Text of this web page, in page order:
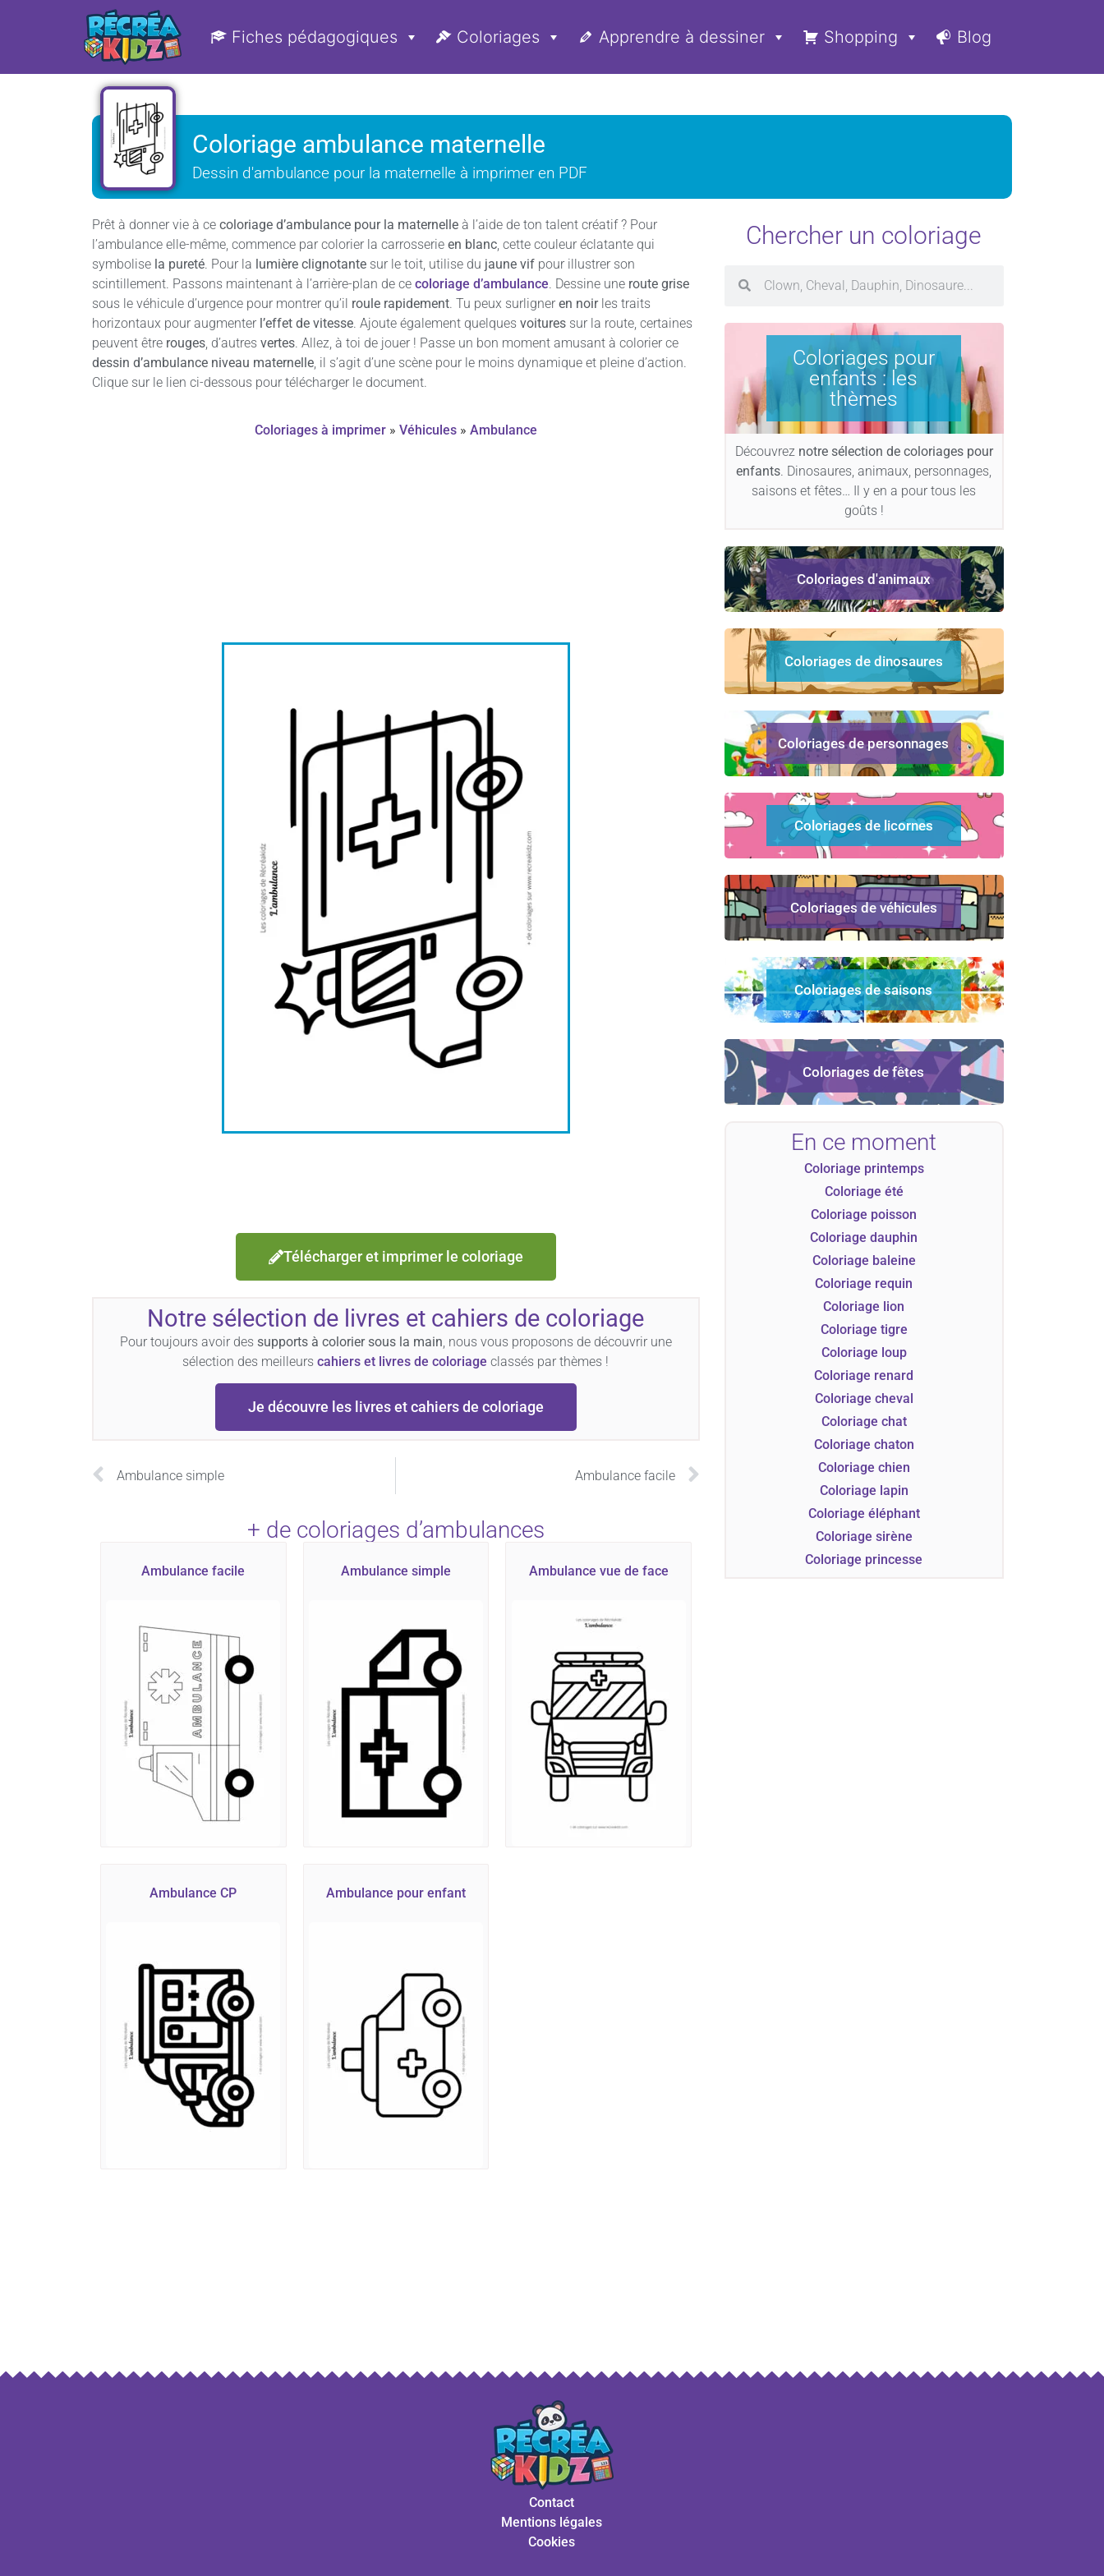
Fiches pédagogiques Coloriages Apprendre à dessiner Shopping Blog
Coloriage ambulance maternelle
Dessin d'ambulance pour la maternelle à imprimer en PDF
Prêt à donner vie à ce coloriage d’ambulance pour la maternelle à l’aide de ton talent créatif ? Pour
l’ambulance elle-même, commence par colorier la carrosserie en blanc, cette couleur éclatante qui
symbolise la pureté. Pour la lumière clignotante sur le toit, utilise du jaune vif pour illustrer son
scintillement. Passons maintenant à l’arrière-plan de ce coloriage d’ambulance. Dessine une route grise
sous le véhicule d’urgence pour montrer qu’il roule rapidement. Tu peux surligner en noirles traits
horizontaux pour augmenter l’effet de vitesse. Ajoute également quelques voitures sur la route, certaines
peuvent être rouges, d’autres vertes. Allez, à toi de jouer ! Passe un bon moment amusant à colorier ce
dessin d’ambulance niveau maternelle, il s’agit d’une scène pour le moins dynamique et pleine d’action.
Clique sur le lien ci-dessous pour télécharger le document.
Coloriages à imprimer» Véhicules» Ambulance
Télécharger et imprimer le coloriage
Notre sélection de livres et cahiers de coloriage
Pour toujours avoir des supports à colorier sous la main , nous vous proposons de découvrir une
sélection des meilleurscahiers et livres de coloriage classés par thèmes !
Je découvre les livres et cahiers de coloriage
Ambulance simple Ambulance facile
+ de coloriages d’ambulances
Ambulance facile Ambulance simple Ambulance vue de face
Ambulance CP Ambulance pour enfant
Chercher un coloriage
Coloriages pour
enfants : les
thèmes
Découvrez notre sélection de coloriages pour
enfants. Dinosaures, animaux, personnages,
saisons et fêtes… Il y en a pour tous les
goûts !
Coloriages d'animaux
Coloriages de dinosaures
Coloriages de personnages
Coloriages de licornes
Coloriages de véhicules
Coloriages de saisons
Coloriages de fêtes
En ce moment
Coloriage printemps
Coloriage été
Coloriage poisson
Coloriage dauphin
Coloriage baleine
Coloriage requin
Coloriage lion
Coloriage tigre
Coloriage loup
Coloriage renard
Coloriage cheval
Coloriage chat
Coloriage chaton
Coloriage chien
Coloriage lapin
Coloriage éléphant
Coloriage sirène
Coloriage princesse
Contact
Mentions légales
Cookies